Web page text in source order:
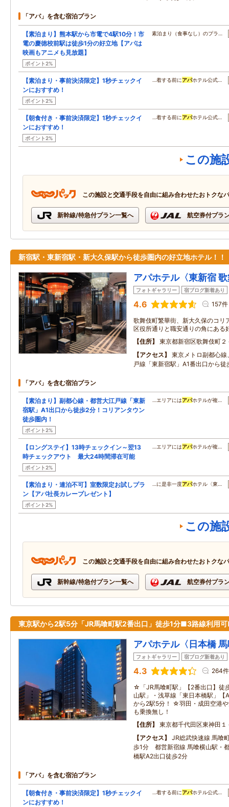
「アパ」を含む宿泊プラン
【素泊まり】熊本駅から市電で4駅10分！市
電の慶徳校前駅は徒歩1分の好立地【アパは
映画もアニメも見放題】
ポイント2%
素泊まり（食事なし）のプラ…
【素泊まり・事前決済限定】1秒チェックイ
ンにおすすめ！
ポイント2%
…着する前にアパホテル公式…
【朝食付き・事前決済限定】1秒チェックイ
ンにおすすめ！
ポイント2%
…着する前にアパホテル公式…
この施
この施設と交通手段を自由に組み合わせたおトクな
新幹線/特急付プラン一覧へ 航空券付プラ
新宿駅・東新宿駅・新大久保駅から徒歩圏内の好立地ホテル！！
アパホテル〈東新宿
フォトギャラリー 宿ブログ新着あり
4.6 157件
歌舞伎町繁華街、新大久保のコリ
区役所通りと職安通りの角にある
住所
東京都新宿区歌舞伎町２
アクセス
東京メトロ副都心
戸線「東新宿駅」A1番出口から徒
「アパ」を含む宿泊プラン
【素泊まり】副都心線・都営大江戸線「東新
宿駅」A1出口から徒歩2分！コリアンタウン
徒歩圏内！
ポイント2%
…エリアにはアパホテルが複…
【ロングステイ】13時チェックイン～翌13
時チェックアウト 最大24時間滞在可能
ポイント2%
…エリアにはアパホテルが複…
【素泊まり・連泊不可】室数限定お試しプラ
ン【アパ社長カレープレゼント】
ポイント2%
…に是非一度アパホテル〈東…
この施
この施設と交通手段を自由に組み合わせたおトクな
新幹線/特急付プラン一覧へ 航空券付プラ
東京駅から2駅5分「JR馬喰町駅2番出口」徒歩1分■3路線利用
アパホテル〈日本橋
フォトギャラリー 宿ブログ新着あり
4.3 264件
☆「JR馬喰町駅」【2番出口】徒
山駅」・浅草線「東日本橋駅」
から2駅5分！ ☆羽田・成田空港
も乗換無し！
住所
東京都千代田区東神田１
アクセス
JR総武快速線 馬喰
歩1分 都営新宿線 馬喰横山駅・
橋駅A2出口徒歩2分
「アパ」を含む宿泊プラン
【朝食付き・事前決済限定】1秒チェックイ
ンにおすすめ！
…着する前にアパホテル公式…